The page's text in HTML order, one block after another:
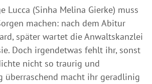
Lucca (Sinha Melina Gierke) muss
machen: nach dem Abitur
später wartet die Anwaltskanzlei
Doch irgendetwas fehlt ihr, sonst
nicht so traurig und
überraschend macht ihr geradlinig